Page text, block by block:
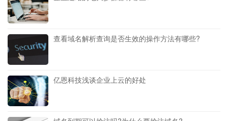
查看域名解析查询是否生效的操作方法有哪些?
亿恩科技浅谈企业上云的好处